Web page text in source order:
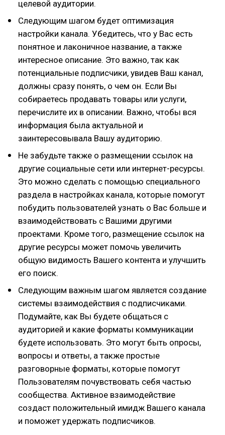
целевой аудитории.
Следующим шагом будет оптимизация
настройки канала. Убедитесь, что у Вас есть
понятное и лаконичное название, а также
интересное описание. Это важно, так как
потенциальные подписчики, увидев Ваш канал,
должны сразу понять, о чем он. Если Вы
собираетесь продавать товары или услуги,
перечислите их в описании. Важно, чтобы вся
информация была актуальной и
заинтересовывала Вашу аудиторию.
Не забудьте также о размещении ссылок на
другие социальные сети или интернет-ресурсы.
Это можно сделать с помощью специального
раздела в настройках канала, которые помогут
побудить пользователей узнать о Вас больше и
взаимодействовать с Вашими другими
проектами. Кроме того, размещение ссылок на
другие ресурсы может помочь увеличить
общую видимость Вашего контента и улучшить
его поиск.
Следующим важным шагом является создание
системы взаимодействия с подписчиками.
Подумайте, как Вы будете общаться с
аудиторией и какие форматы коммуникации
будете использовать. Это могут быть опросы,
вопросы и ответы, а также простые
разговорные форматы, которые помогут
Пользователям почувствовать себя частью
сообщества. Активное взаимодействие
создаст положительный имидж Вашего канала
и поможет удержать подписчиков.